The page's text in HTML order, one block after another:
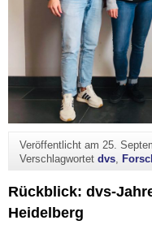
Veröffentlicht am 25.
Verschlagwortet dvs,
Rückblick: dvs-
Heidelberg